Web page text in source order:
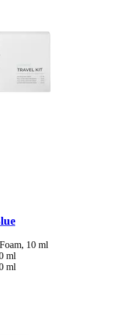
10 ml
ml
ml